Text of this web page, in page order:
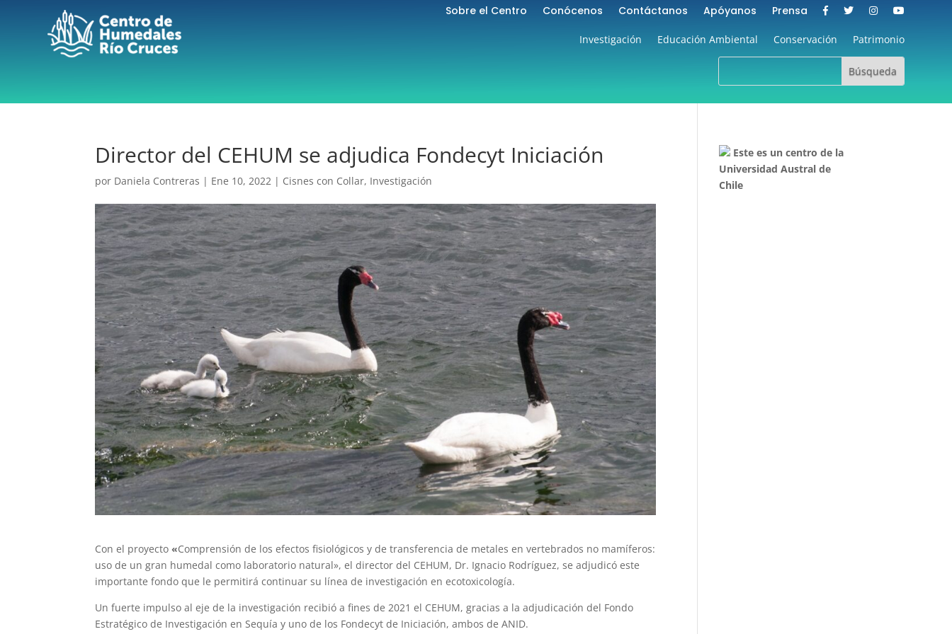
Sobre el Centro Conócenos Contáctanos Apóyanos Prensa
Investigación Educación Ambiental Conservación Patrimonio
Director del CEHUM se adjudica Fondecyt Iniciación
por Daniela Contreras | Ene 10, 2022 | Cisnes con Collar, Investigación
Con el proyecto «Comprensión de los efectos fisiológicos y de transferencia de metales en vertebrados no mamíferos:
uso de un gran humedal como laboratorio natural», el director del CEHUM, Dr. Ignacio Rodríguez, se adjudicó este
importante fondo que le permitirá continuar su línea de investigación en ecotoxicología.
Un fuerte impulso al eje de la investigación recibió a fines de 2021 el CEHUM, gracias a la adjudicación del Fondo
Estratégico de Investigación en Sequía y uno de los Fondecyt de Iniciación, ambos de ANID.
Este es un centro de la
Universidad Austral de
Chile